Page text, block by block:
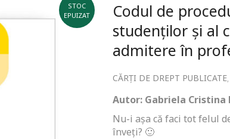
STOC
EPUIZAT
Codul de
studenților și al
admitere în
CĂRȚI DE DREPT PUBLICATE
Autor: Gabriela Cristina
Nu-i aşa că faci tot felul
înveți? 🙂